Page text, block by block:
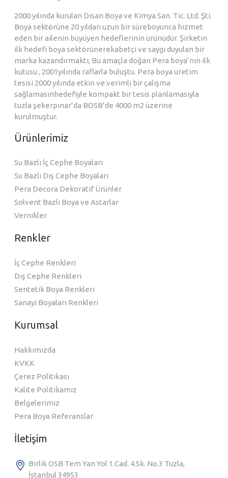
2000 yılında kurulan Disan Boya ve Kimya San. Tic. Ltd. Şti.
Boya sektörüne 20 yıldan uzun bir süreboyunca hizmet
eden bir ailenin büyüyen hedeflerinin ürünüdür. Şirketin
ilk hedefi boya sektörünerekabetçi ve saygı duyulan bir
marka kazandırmaktı; Bu amaçla doğan Pera boya’nın ilk
kutusu , 2001yılında raflarla buluştu. Pera boya üretim
tesisi 2000 yılında etkin ve verimli bir çalışma
sağlamasınhedefiyle kompakt bir tesis planlamasıyla
tuzla şekerpınar’da BOSB’de 4000 m2 üzerine
kurulmuştur.
Ürünlerimiz
Su Bazlı İç Cephe Boyaları
Su Bazlı Dış Cephe Boyaları
Pera Decora Dekoratif Ürünler
Solvent Bazlı Boya ve Astarlar
Vernikler
Renkler
İç Cephe Renkleri
Dış Cephe Renkleri
Sentetik Boya Renkleri
Sanayi Boyaları Renkleri
Kurumsal
Hakkımızda
KVKK
Çerez Politikası
Kalite Politikamız
Belgelerimiz
Pera Boya Referanslar
İletişim
Birlik OSB Tem Yan Yol 1.Cad. 4.Sk. No.3 Tuzla,
İstanbul 34953